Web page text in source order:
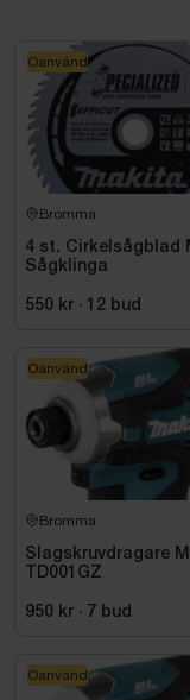
Bromma
4 st. Cirkelsågblad
Sågklinga
550 kr · 12 bud
Oanvänd
Bromma
Slagskruvdragare
TD001GZ
950 kr · 7 bud
Oanvänd
Oanvänd